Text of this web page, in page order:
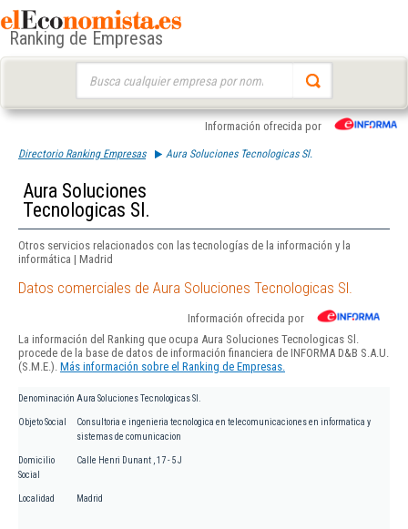
Ranking de Empresas
Información ofrecida por
Directorio Ranking Empresas Aura Soluciones Tecnologicas Sl.
Aura Soluciones
Tecnologicas Sl.
Otros servicios relacionados con las tecnologías de la información y la
informática | Madrid
Datos comerciales de Aura Soluciones Tecnologicas Sl.
Información ofrecida por
La información del Ranking que ocupa Aura Soluciones Tecnologicas Sl.
procede de la base de datos de información financiera de INFORMA D&B S.A.U.
(S.M.E.). Más información sobre el Ranking de Empresas.
Denominación Aura Soluciones Tecnologicas Sl.
Objeto Social
Consultoria e ingenieria tecnologica en telecomunicaciones en informatica y
sistemas de comunicacion
Domicilio
Social
Calle Henri Dunant , 17 - 5 J
Localidad Madrid